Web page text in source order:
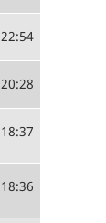
22:54
20:28
18:37
18:36